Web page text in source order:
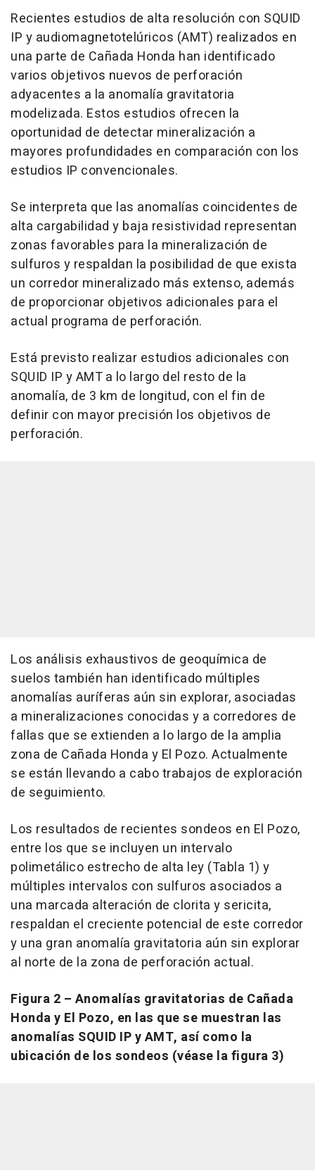
Recientes estudios de alta resolución con SQUID
IP y audiomagnetotelúricos (AMT) realizados en
una parte de Cañada Honda han identificado
varios objetivos nuevos de perforación
adyacentes a la anomalía gravitatoria
modelizada. Estos estudios ofrecen la
oportunidad de detectar mineralización a
mayores profundidades en comparación con los
estudios IP convencionales.
Se interpreta que las anomalías coincidentes de
alta cargabilidad y baja resistividad representan
zonas favorables para la mineralización de
sulfuros y respaldan la posibilidad de que exista
un corredor mineralizado más extenso, además
de proporcionar objetivos adicionales para el
actual programa de perforación.
Está previsto realizar estudios adicionales con
SQUID IP y AMT a lo largo del resto de la
anomalía, de 3 km de longitud, con el fin de
definir con mayor precisión los objetivos de
perforación.
Los análisis exhaustivos de geoquímica de
suelos también han identificado múltiples
anomalías auríferas aún sin explorar, asociadas
a mineralizaciones conocidas y a corredores de
fallas que se extienden a lo largo de la amplia
zona de Cañada Honda y El Pozo. Actualmente
se están llevando a cabo trabajos de exploración
de seguimiento.
Los resultados de recientes sondeos en El Pozo,
entre los que se incluyen un intervalo
polimetálico estrecho de alta ley (Tabla 1) y
múltiples intervalos con sulfuros asociados a
una marcada alteración de clorita y sericita,
respaldan el creciente potencial de este corredor
y una gran anomalía gravitatoria aún sin explorar
al norte de la zona de perforación actual.
Figura 2 – Anomalías gravitatorias de Cañada
Honda y El Pozo, en las que se muestran las
anomalías SQUID IP y AMT, así como la
ubicación de los sondeos (véase la figura 3)